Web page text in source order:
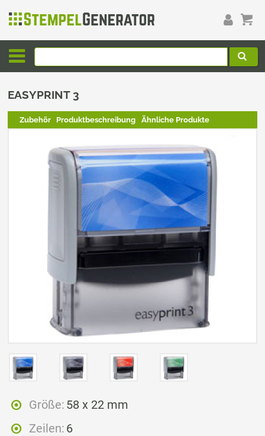
EASYPRINT 3
Zubehör Produktbeschreibung Ähnliche Produkte
Größe: 58 x 22 mm
Zeilen: 6